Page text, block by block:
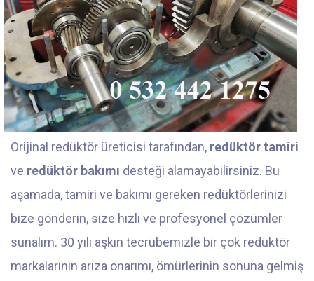
Orijinal redüktör üreticisi tarafından, redüktör tamiri
ve redüktör bakımı desteği alamayabilirsiniz. Bu
aşamada, tamiri ve bakımı gereken redüktörlerinizi
bize gönderin, size hızlı ve profesyonel çözümler
sunalım. 30 yılı aşkın tecrübemizle bir çok redüktör
markalarının arıza onarımı, ömürlerinin sonuna gelmiş